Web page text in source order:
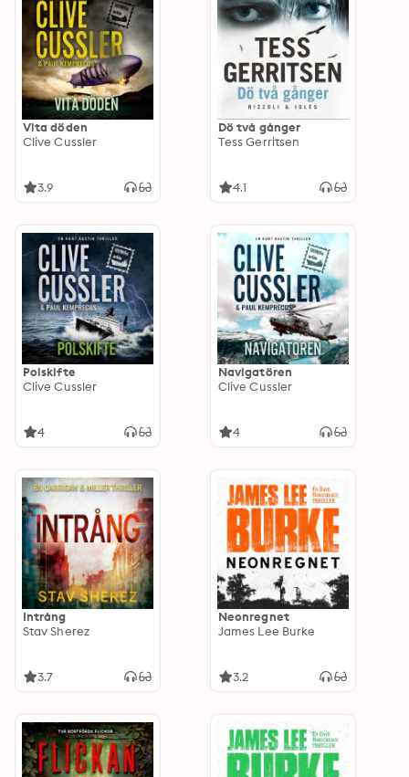
Vita döden
Clive Cussler
3.9
Dö två gånger
Tess Gerritsen
4.1
Polskifte
Clive Cussler
4
Navigatören
Clive Cussler
4
Intrång
Stav Sherez
3.7
Neonregnet
James Lee Burke
3.2